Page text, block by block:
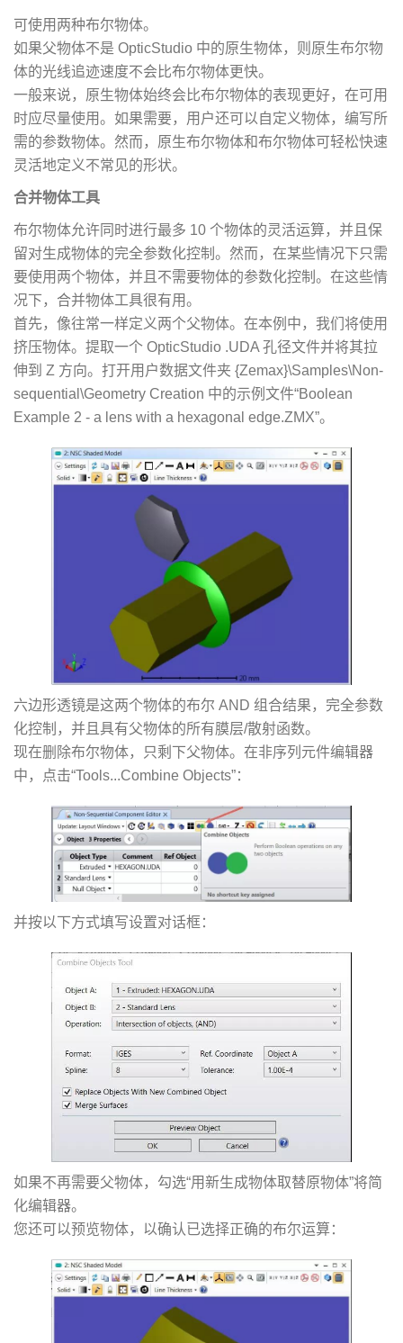
可使用两种布尔物体。
如果父物体不是 OpticStudio 中的原生物体，则原生布尔物
体的光线追迹速度不会比布尔物体更快。
一般来说，原生物体始终会比布尔物体的表现更好，在可用
时应尽量使用。如果需要，用户还可以自定义物体，编写所
需的参数物体。然而，原生布尔物体和布尔物体可轻松快速
灵活地定义不常见的形状。
合并物体工具
布尔物体允许同时进行最多 10 个物体的灵活运算，并且保
留对生成物体的完全参数化控制。然而，在某些情况下只需
要使用两个物体，并且不需要物体的参数化控制。在这些情
况下，合并物体工具很有用。
首先，像往常一样定义两个父物体。在本例中，我们将使用
挤压物体。提取一个 OpticStudio .UDA 孔径文件并将其拉
伸到 Z 方向。打开用户数据文件夹 {Zemax}\Samples\Non-
sequential\Geometry Creation 中的示例文件“Boolean
Example 2 - a lens with a hexagonal edge.ZMX”。
六边形透镜是这两个物体的布尔 AND 组合结果，完全参数
化控制，并且具有父物体的所有膜层/散射函数。
现在删除布尔物体，只剩下父物体。在非序列元件编辑器
中，点击“Tools...Combine Objects”：
并按以下方式填写设置对话框：
如果不再需要父物体，勾选“用新生成物体取替原物体”将简
化编辑器。
您还可以预览物体，以确认已选择正确的布尔运算：